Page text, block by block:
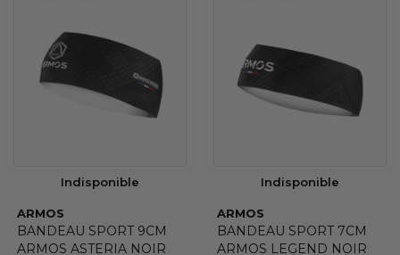
Non(2)
SOUS-CATÉGORIES
Indisponible
ARMOS
BANDEAU SPORT 9CM
ARMOS ASTERIA NOIR
Indisponible
ARMOS
BANDEAU SPORT 7CM
ARMOS LEGEND NOIR